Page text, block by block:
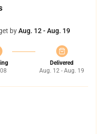
byAug. 12 - Aug. 19
Delivered
Aug. 12 - Aug. 19